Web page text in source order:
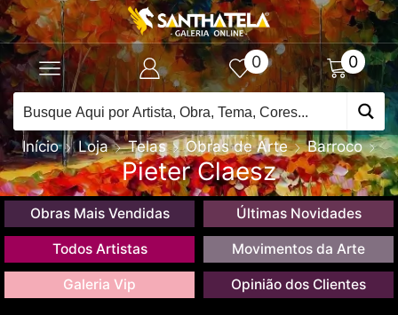
0 0
Início Loja Telas Obras de Arte Barroco
Pieter Claesz
Obras Mais Vendidas Últimas Novidades
Todos Artistas Movimentos da Arte
Galeria Vip Opinião dos Clientes